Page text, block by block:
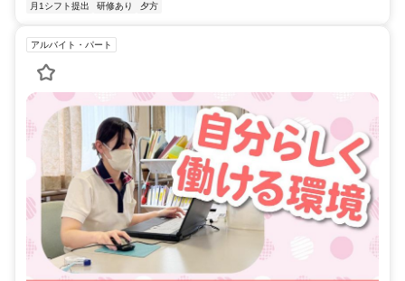
月1シフト提出
研修あり 夕方
アルバイト・パート